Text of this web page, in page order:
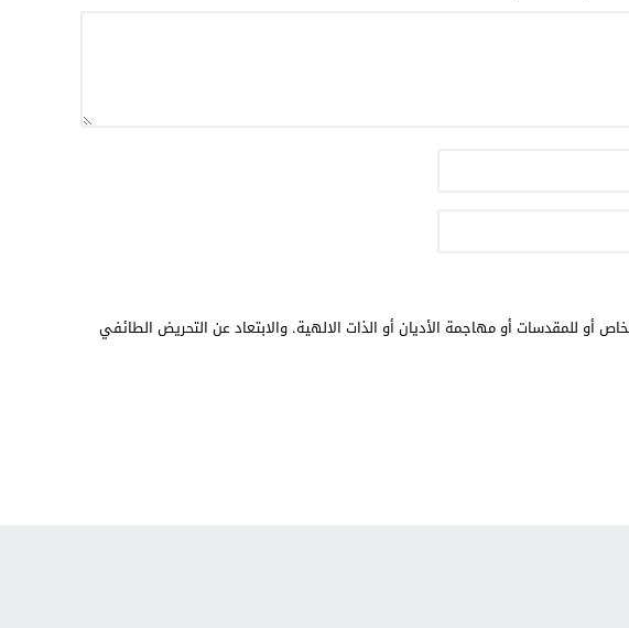
أو للمقدسات أو مهاجمة الأديان أو الذات الالهية. والابتعاد عن التحريض الطائفي